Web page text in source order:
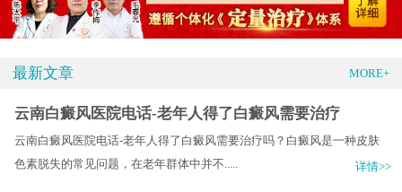
最新文章 MORE+
云南白癜风医院电话-老年人得了白癜风需要治疗
云南白癜风医院电话-老年人得了白癜风需要治疗吗？白癜风是一种皮肤
色素脱失的常见问题，在老年群体中并不.....
详情>>